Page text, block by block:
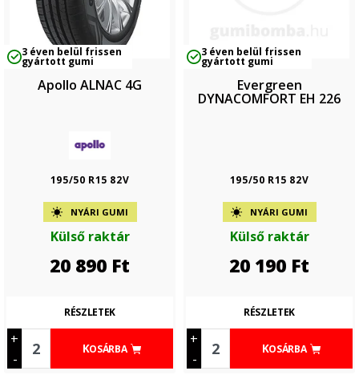
3 éven belül frissen
gyártott gumi
Apollo ALNAC 4G
195/50 R15 82V
NYÁRI GUMI
Külső raktár
20 890 Ft
+
-
KOSÁRBA
RÉSZLETEK
3 éven belül frissen
gyártott gumi
Evergreen
DYNACOMFORT EH 226
195/50 R15 82V
NYÁRI GUMI
Külső raktár
20 190 Ft
+
-
KOSÁRBA
RÉSZLETEK